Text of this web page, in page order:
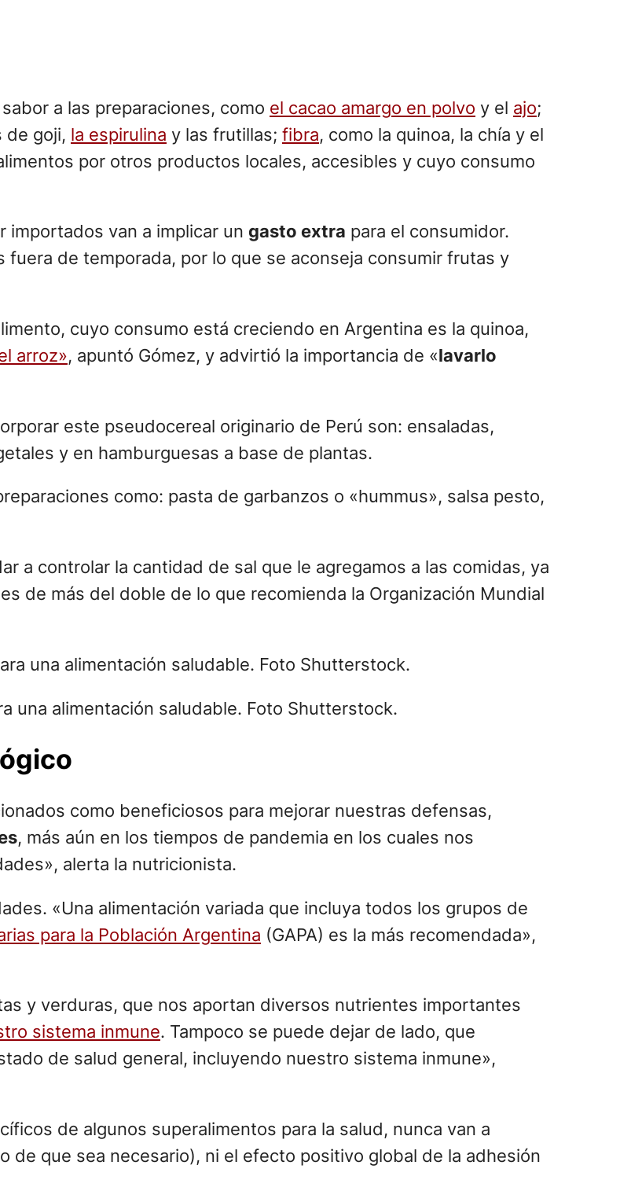
a las preparaciones, como el cacao amargo en polvo y el ajo;
de goji, la espirulina y las frutillas; fibra, como la quinoa, la chía y el
por otros productos locales, accesibles y cuyo consumo
importados van a implicar un gasto extra para el consumidor.
de temporada, por lo que se aconseja consumir frutas y
cuyo consumo está creciendo en Argentina es la quinoa,
arroz», apuntó Gómez, y advirtió la importancia de «lavarlo
este pseudocereal originario de Perú son: ensaladas,
y en hamburguesas a base de plantas.
como: pasta de garbanzos o «hummus», salsa pesto,
a controlar la cantidad de sal que le agregamos a las comidas, ya
de más del doble de lo que recomienda la Organización Mundial
una alimentación saludable. Foto Shutterstock.
como beneficiosos para mejorar nuestras defensas,
, más aún en los tiempos de pandemia en los cuales nos
alerta la nutricionista.
«Una alimentación variada que incluya todos los grupos de
para la Población Argentina (GAPA) es la más recomendada»,
y verduras, que nos aportan diversos nutrientes importantes
sistema inmune. Tampoco se puede dejar de lado, que
de salud general, incluyendo nuestro sistema inmune»,
de algunos superalimentos para la salud, nunca van a
de que sea necesario), ni el efecto positivo global de la adhesión